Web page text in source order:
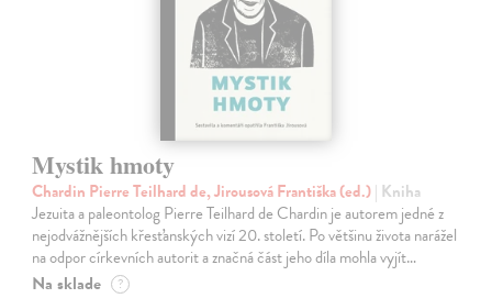
Mystik hmoty
Chardin Pierre Teilhard de, Jirousová Františka (ed.)| Kniha
Jezuita a paleontolog Pierre Teilhard de Chardin je autorem jedné z
nejodvážnějších křesťanských vizí 20. století. Po většinu života narážel
na odpor církevních autorit a značná část jeho díla mohla vyjít…
Na sklade ?